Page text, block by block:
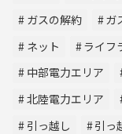
ガスの解約
ガ
ネット
ライフ
中部電力エリア
北陸電力エリア
引っ越し
引っ